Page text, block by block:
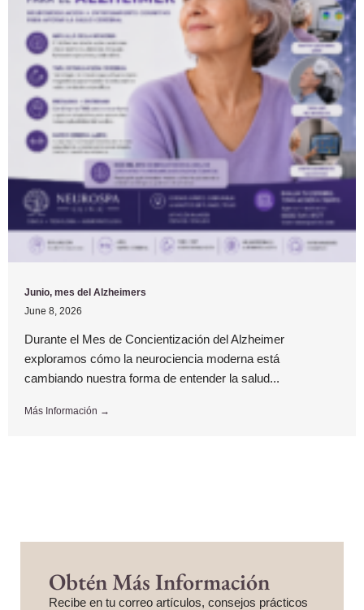
Junio, mes del Alzheimers
June 8, 2026
Durante el Mes de Concientización del Alzheimer
exploramos cómo la neurociencia moderna está
cambiando nuestra forma de entender la salud...
Más Información →
Obtén Más Información
Recibe en tu correo artículos, consejos prácticos